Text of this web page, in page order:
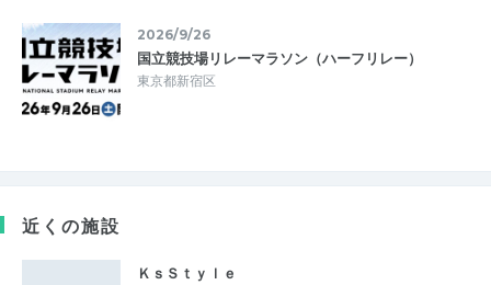
2026/9/26
国立競技場リレーマラソン（ハーフリレー）
東京都新宿区
近くの施設
ＫｓＳｔｙｌｅ